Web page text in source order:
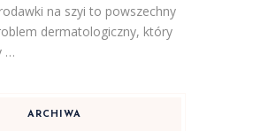
na szyi to powszechny
dermatologiczny, który
…
ARCHIWA